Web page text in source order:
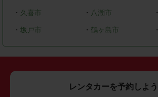
・ 久喜市 ・ 八潮市 ・
・ 坂戸市 ・ 鶴ヶ島市 ・
レンタカーを予約しよう